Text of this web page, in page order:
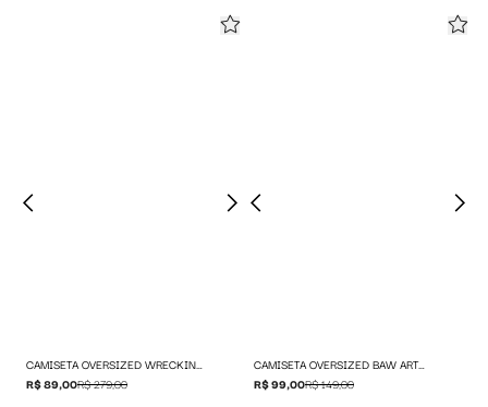
CAMISETA OVERSIZED WRECKING BAW
R$ 89,00R$ 279,00
CAMISETA OVERSIZED BAW ARTWALL
R$ 99,00R$ 149,00